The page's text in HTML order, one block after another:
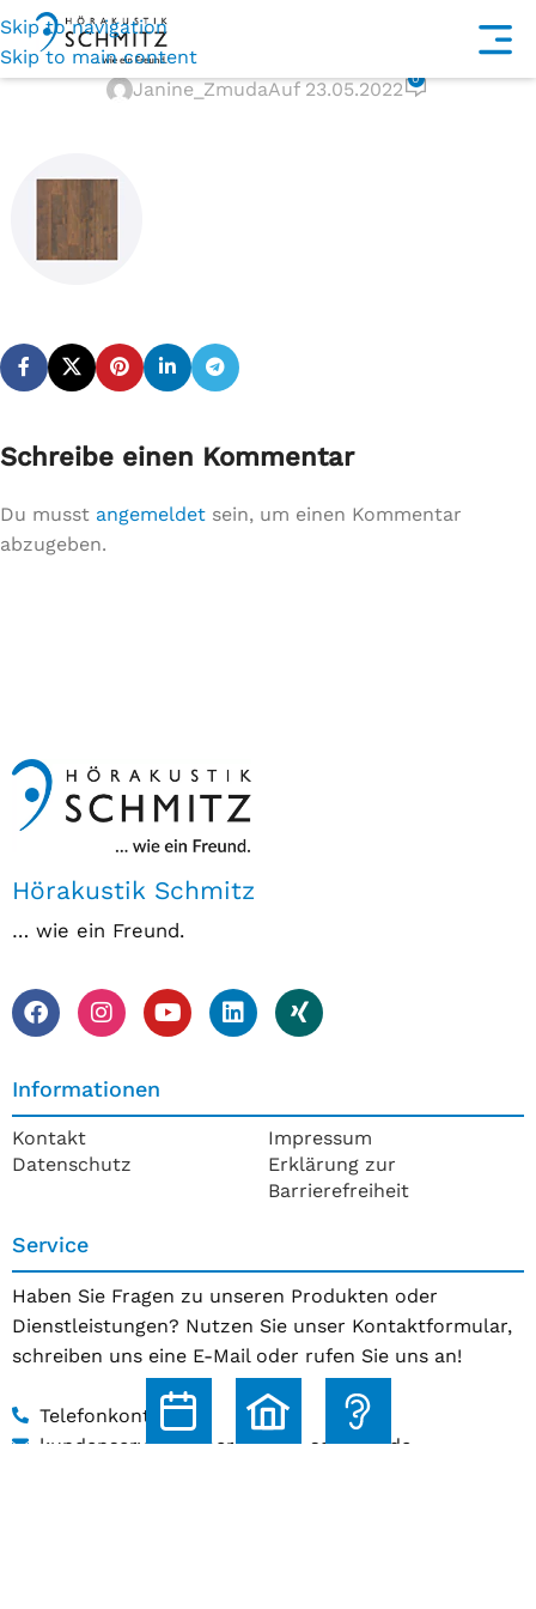
Skip to navigation
Skip to main content
wide-plank-laminate
Janine_ZmudaAuf 23.05.2022 0
Schreibe einen Kommentar
Du musst angemeldet sein, um einen Kommentar
abzugeben.
Hörakustik Schmitz
… wie ein Freund.
Informationen
Kontakt
Datenschutz
Impressum
Erklärung zur
Barrierefreiheit
Service
Haben Sie Fragen zu unseren Produkten oder
Dienstleistungen? Nutzen Sie unser Kontaktformular,
schreiben uns eine E-Mail oder rufen Sie uns an!
Telefonkontakt
kundenservice@hoerakustik-schmitz.de